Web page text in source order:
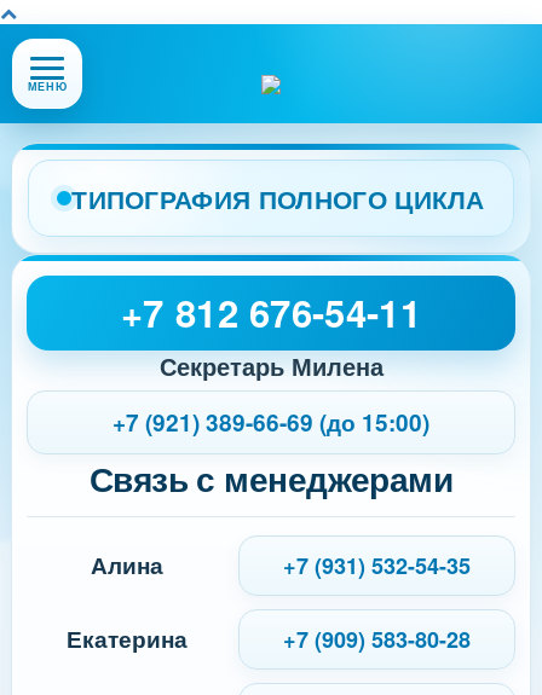
Открыть
или
меню
сайта
МЕНЮ
ТИПОГРАФИЯ ПОЛНОГО ЦИКЛА
+7 812 676-54-11
Секретарь Милена
+7 (921) 389-66-69 (до 15:00)
Связь с менеджерами
Алина +7 (931) 532-54-35
Екатерина +7 (909) 583-80-28